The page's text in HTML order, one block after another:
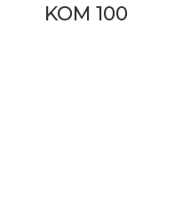
KOM 100